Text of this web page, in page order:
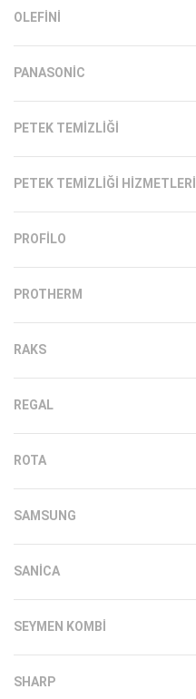
OLEFINI
PANASONIC
PETEK TEMIZLIĞI
PETEK TEMIZLIĞI HIZMETLERI
PROFILO
PROTHERM
RAKS
REGAL
ROTA
SAMSUNG
SANICA
SEYMEN KOMBI
SHARP